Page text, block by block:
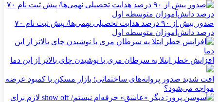
صدور بیش از ۹۰ درصد هدایت تحصیلی نهمی‌ها/ پیش ثبت نام ۷۰
درصد دانش‌آموزان متوسطه اول
افزایش خطر ابتلا به سرطان مری با نوشیدن چای بالاتر از این دما
افت شدید صدور پروانه‌های ساختمانی؛ بازار مسکن با کمبود عرضه
مواجه می‌شود؟